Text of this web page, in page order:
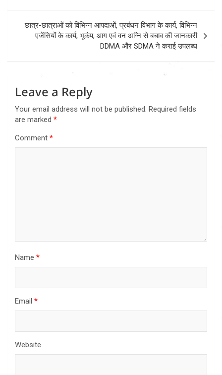
छात्र-छात्राओं को विभिन्न आपदाओं, प्रबंधन विभाग के कार्य, विभिन्न
एजेंसियों के कार्य, भूकंप, आग एवं वन अग्नि से बचाव की जानकारी
DDMA और SDMA ने कराई उपलब्ध
Leave a Reply
Your email address will not be published. Required fields
are marked *
Comment *
Name *
Email *
Website